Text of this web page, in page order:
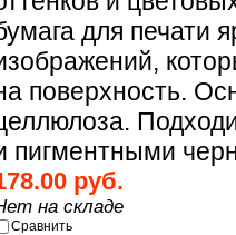
для печати
поверхность.
пигментными
руб.
на складе
Сравнить